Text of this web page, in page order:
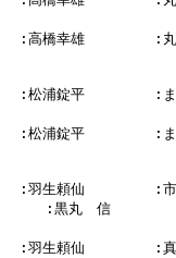
:高橋幸雄        :丸
松浦錠平        :まし
:松浦錠平        :ま
:羽生頼仙        :市
:黒丸　信
:羽生頼仙        :真